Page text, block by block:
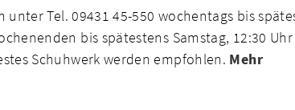
Tel. 09431 45-550 wochentags bis
bis spätestens Samstag, 12:30
Schuhwerk werden empfohlen. Mehr